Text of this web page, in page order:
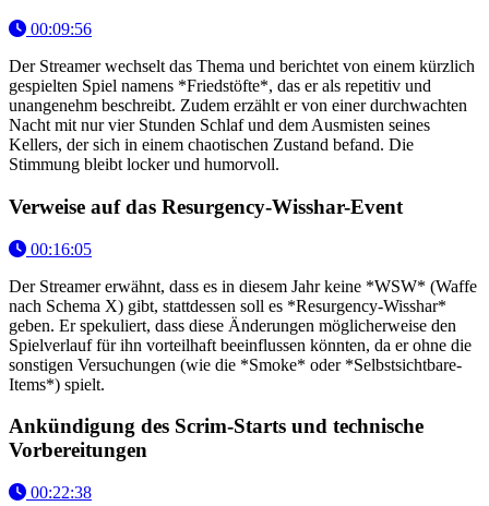
00:09:56
Der Streamer wechselt das Thema und berichtet von einem kürzlich
gespielten Spiel namens *Friedstöfte*, das er als repetitiv und
unangenehm beschreibt. Zudem erzählt er von einer durchwachten
Nacht mit nur vier Stunden Schlaf und dem Ausmisten seines
Kellers, der sich in einem chaotischen Zustand befand. Die
Stimmung bleibt locker und humorvoll.
Verweise auf das Resurgency-Wisshar-Event
00:16:05
Der Streamer erwähnt, dass es in diesem Jahr keine *WSW* (Waffe
nach Schema X) gibt, stattdessen soll es *Resurgency-Wisshar*
geben. Er spekuliert, dass diese Änderungen möglicherweise den
Spielverlauf für ihn vorteilhaft beeinflussen könnten, da er ohne die
sonstigen Versuchungen (wie die *Smoke* oder *Selbstsichtbare-
Items*) spielt.
Ankündigung des Scrim-Starts und technische
Vorbereitungen
00:22:38